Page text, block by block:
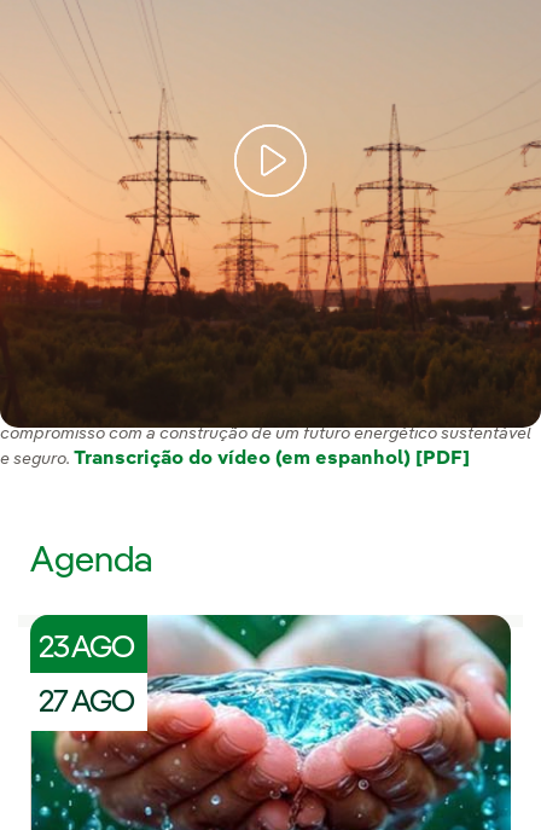
Com o nosso Plano Estratégico 2025-2028, reafirmamos o nosso
compromisso com a construção de um futuro energético sustentável
e seguro. Transcrição do vídeo (em espanhol) [PDF]
Agenda
23 AGO
27 AGO